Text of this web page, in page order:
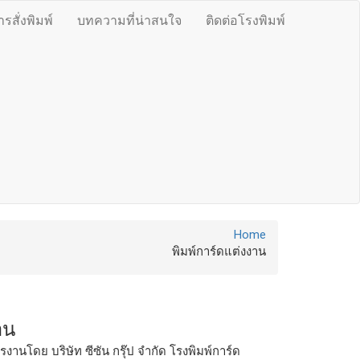
รสั่งพิมพ์ บทความที่น่าสนใจ ติดต่อโรงพิมพ์
Home
พิมพ์การ์ดแต่งงาน
งานโดย บริษัท ซีซัน กรุ๊ป จำกัด โรงพิมพ์การ์ด